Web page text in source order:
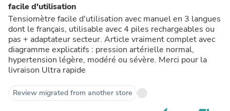
facile d'utilisation
Tensiomètre facile d'utilisation avec manuel en 3 langues
dont le français, utilisable avec 4 piles rechargeables ou
pas + adaptateur secteur. Article vraiment complet avec
diagramme explicatifs : pression artérielle normal,
hypertension légère, modéré ou sévère. Merci pour la
livraison Ultra rapide
Review migrated from another store